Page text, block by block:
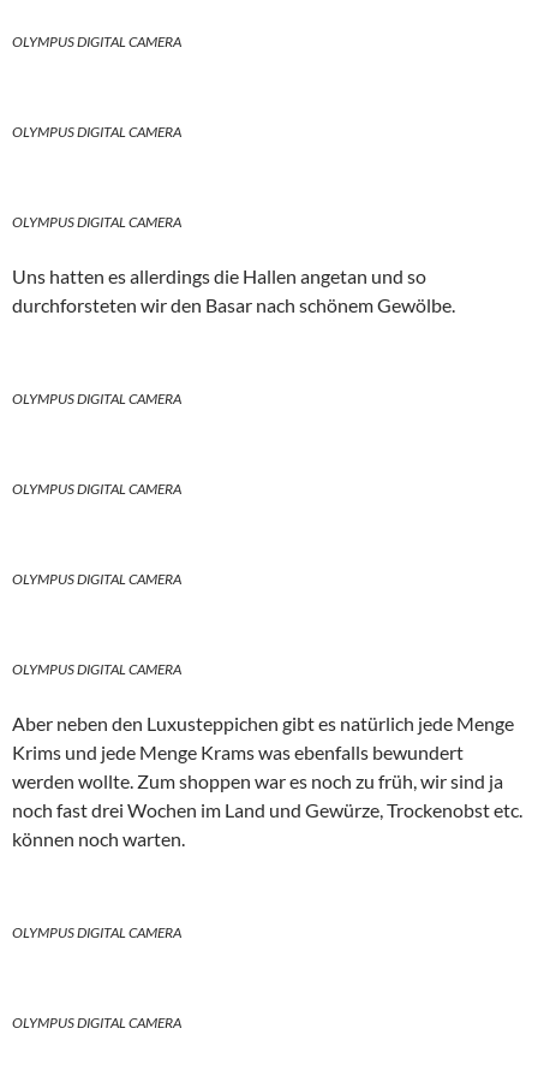
OLYMPUS DIGITAL CAMERA
OLYMPUS DIGITAL CAMERA
OLYMPUS DIGITAL CAMERA
Uns hatten es allerdings die Hallen angetan und so
durchforsteten wir den Basar nach schönem Gewölbe.
OLYMPUS DIGITAL CAMERA
OLYMPUS DIGITAL CAMERA
OLYMPUS DIGITAL CAMERA
OLYMPUS DIGITAL CAMERA
Aber neben den Luxusteppichen gibt es natürlich jede Menge
Krims und jede Menge Krams was ebenfalls bewundert
werden wollte. Zum shoppen war es noch zu früh, wir sind ja
noch fast drei Wochen im Land und Gewürze, Trockenobst etc.
können noch warten.
OLYMPUS DIGITAL CAMERA
OLYMPUS DIGITAL CAMERA